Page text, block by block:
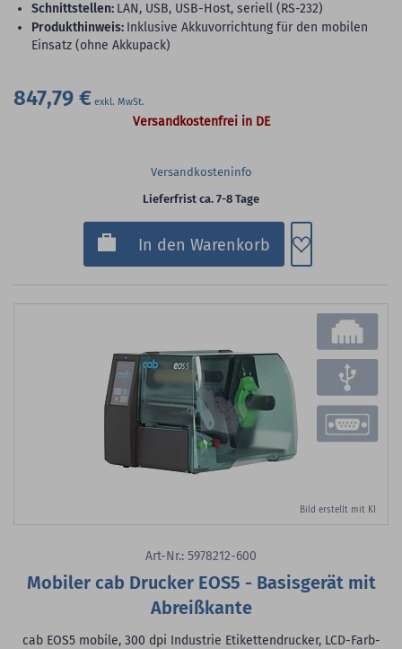
Schnittstellen: LAN, USB, USB-Host, seriell (RS-232)
Produkthinweis: Inklusive Akkuvorrichtung für den mobilen
Einsatz (ohne Akkupack)
847,79 €
Versandkostenfrei in DE
Versandkosteninfo
Lieferfrist ca. 7-8 Tage
In den Warenkorb Zum
Bild erstellt mit KI
Art-Nr.: 5978212-600
Mobiler cab Drucker EOS5 - Basisgerät mit
Abreißkante
cab EOS5 mobile, 300 dpi Industrie Etikettendrucker, LCD-Farb-